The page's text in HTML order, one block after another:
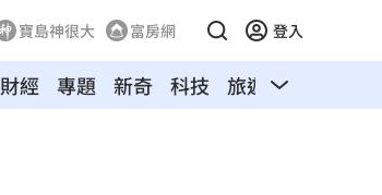
寶島神很大 富房網 登入
財經 專題 新奇 科技 旅遊 汽車